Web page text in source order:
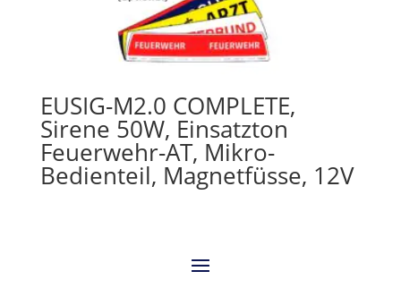
EUSIG-M2.0 COMPLETE,
Sirene 50W, Einsatzton
Feuerwehr-AT, Mikro-
Bedienteil, Magnetfüsse, 12V